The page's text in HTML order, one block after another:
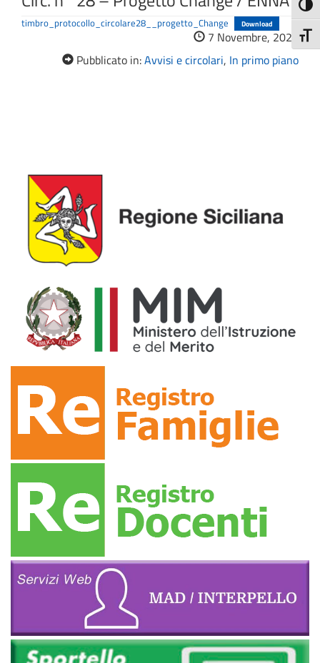
timbro_protocollo_circolare28__progetto_Change Download
7 Novembre, 2023
Pubblicato in:Avvisi e circolari, In primo piano